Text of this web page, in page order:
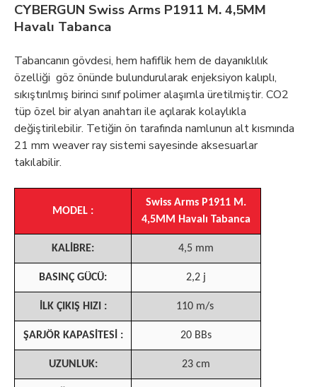
CYBERGUN Swiss Arms P1911 M. 4,5MM
Havalı Tabanca
Tabancanın gövdesi, hem hafiflik hem de dayanıklılık
özelliği göz önünde bulundurularak enjeksiyon kalıplı,
sıkıştırılmış birinci sınıf polimer alaşımla üretilmiştir. CO2
tüp özel bir alyan anahtarı ile açılarak kolaylıkla
değiştirilebilir. Tetiğin ön tarafında namlunun alt kısmında
21 mm weaver ray sistemi sayesinde aksesuarlar
takılabilir.
MODEL :
Swiss Arms P1911 M.
4,5MM Havalı Tabanca
KALİBRE: 4,5 mm
BASINÇ GÜCÜ: 2,2 j
İLK ÇIKIŞ HIZI : 110 m/s
ŞARJÖR KAPASİTESİ : 20 BBs
UZUNLUK: 23 cm